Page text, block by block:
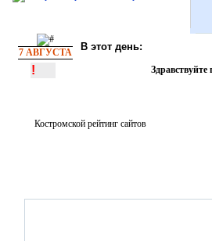
7 АВГУСТА В этот день:
! Здравствуйте
Костромской рейтинг сайтов